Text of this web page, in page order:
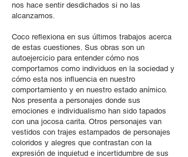
nos hace sentir desdichados si no las
alcanzamos.
Coco reflexiona en sus últimos trabajos acerca
de estas cuestiones. Sus obras son un
autoejercicio para entender cómo nos
comportarnos como individuos en la sociedad y
cómo esta nos influencia en nuestro
comportamiento y en nuestro estado anímico.
Nos presenta a personajes donde sus
emociones e individualismo han sido tapados
con una jocosa carita. Otros personajes van
vestidos con trajes estampados de personajes
coloridos y alegres que contrastan con la
expresión de inquietud e incertidumbre de sus